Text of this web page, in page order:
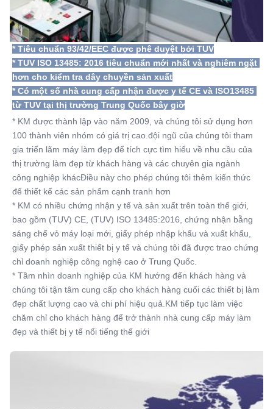
* Tiêu chuẩn 93/42/EEC được phê duyệt bởi TUV
* TUV ISO 13485: 2016 tiêu chuẩn mới nhất và nghiêm ngặt
hơn cho kiểm tra dây chuyền sản xuất
* Có một số nhà cung cấp nhận được y tế CE và ISO13485
từ TUV tại thị trường Trung Quốc bây giờ
* KM được thành lập vào năm 2009, và chúng tôi sử dụng hơn
100 thành viên nhóm có giá trị cao.đội ngũ của chúng tôi tham
gia triển lãm máy làm đẹp để tích cực tìm hiểu về nhu cầu của
thị trường làm đẹp từ khách hàng và các chuyên gia ngành
công nghiệp khácĐiều này cho phép chúng tôi thêm kiến thức
để thiết kế các sản phẩm cạnh tranh hơn
* KM có nhiều chứng nhận y tế và sản xuất trên toàn thế giới,
bao gồm (TUV) CE, (TUV) ISO 13485:2016, chứng nhận bằng
sáng chế vỏ máy loại mới, giấy phép nhập khẩu và xuất khẩu,
giấy phép sản xuất thiết bị y tế và chúng tôi đã được trao chứng
chỉ doanh nghiệp công nghệ cao ở Trung Quốc.
* Tầm nhìn doanh nghiệp của KM hướng đến khách hàng và
chúng tôi tận tâm cung cấp cho khách hàng cuối các thiết bị làm
đẹp chất lượng cao và chi phí hiệu quả.KM tiếp tục làm việc
chăm chỉ cho khách hàng để trở thành nhà cung cấp máy làm
đẹp và thiết bị y tế nổi tiếng thế giới